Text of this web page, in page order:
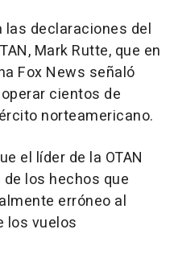
las declaraciones del
Mark Rutte, que en
Fox News señaló
cientos de
norteamericano.
el líder de la OTAN
los hechos que
erróneo al
los vuelos